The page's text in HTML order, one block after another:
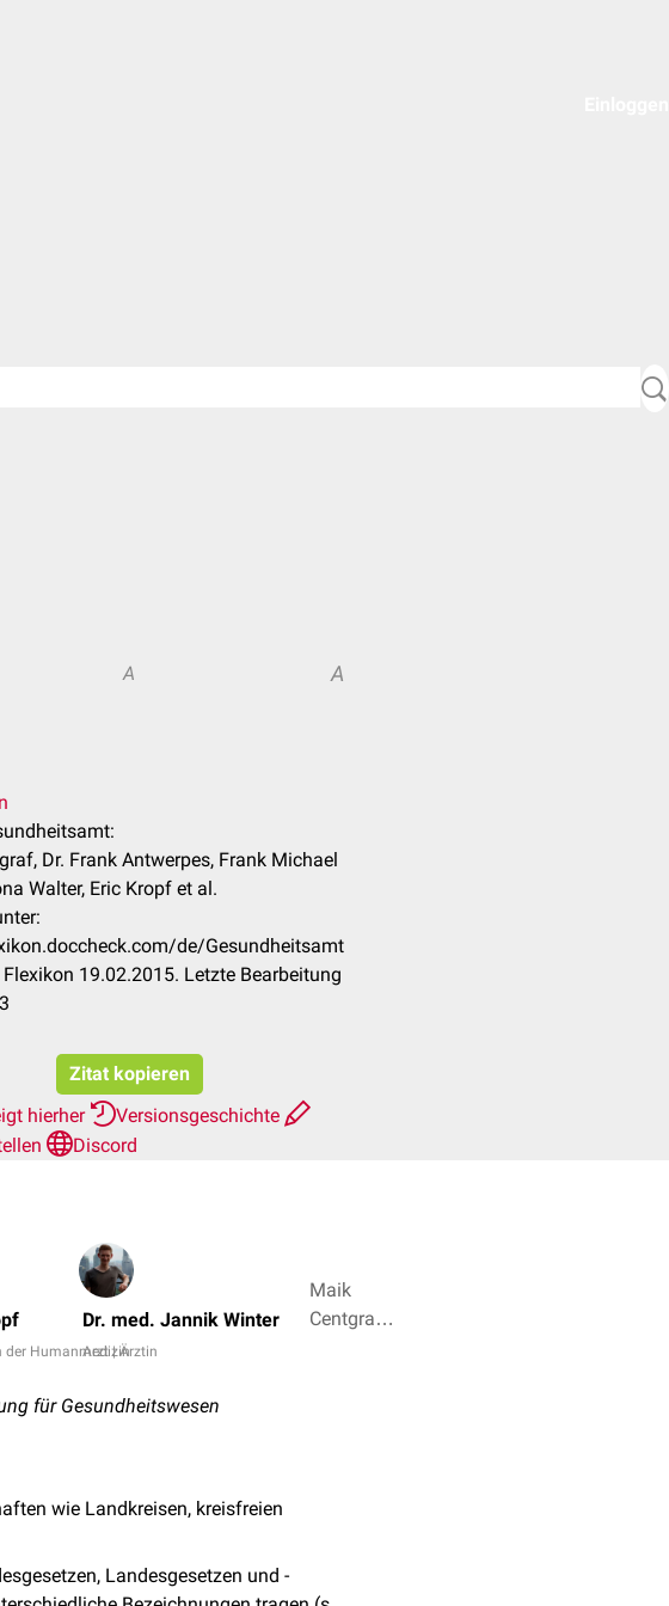
A A
Dr. Frank Antwerpes, Frank Michael
Walter, Eric Kropf et al.
de/Gesundheitsamt
Flexikon 19.02.2015. Letzte Bearbeitung
Zitat kopieren
hierher
Versionsgeschichte
Discord
der Humanmedizin
Dr. med. Jannik Winter
Arzt | Ärztin
Maik
Centgraf,
für Gesundheitswesen
wie Landkreisen, kreisfreien
Landesgesetzen und -